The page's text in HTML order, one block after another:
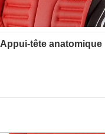
Appui-tête anatomique
PLUS D'INFORMATION